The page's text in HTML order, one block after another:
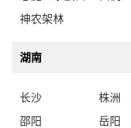
神农架林
湖南
长沙 株洲
邵阳
岳阳